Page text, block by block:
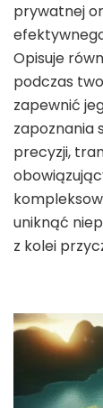
prywatnej
Opisuje
podczas
zapewnić
zapoznania
precyzji,
uniknąć
z kolei